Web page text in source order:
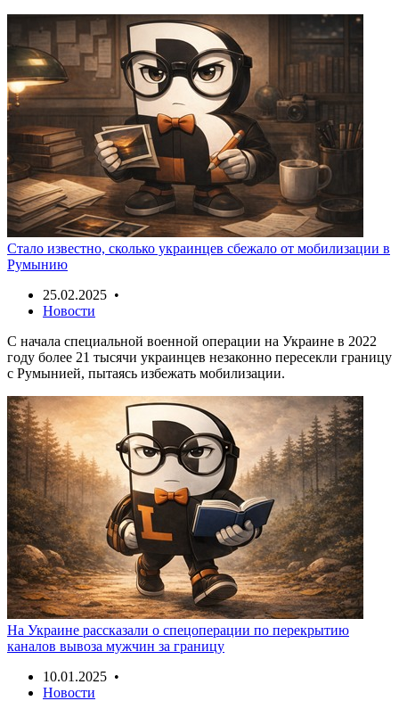
Стало известно, сколько украинцев сбежало от мобилизации в
Румынию
25.02.2025 •
Новости
С начала специальной военной операции на Украине в 2022
году более 21 тысячи украинцев незаконно пересекли границу
с Румынией, пытаясь избежать мобилизации.
На Украине рассказали о спецоперации по перекрытию
каналов вывоза мужчин за границу
10.01.2025 •
Новости